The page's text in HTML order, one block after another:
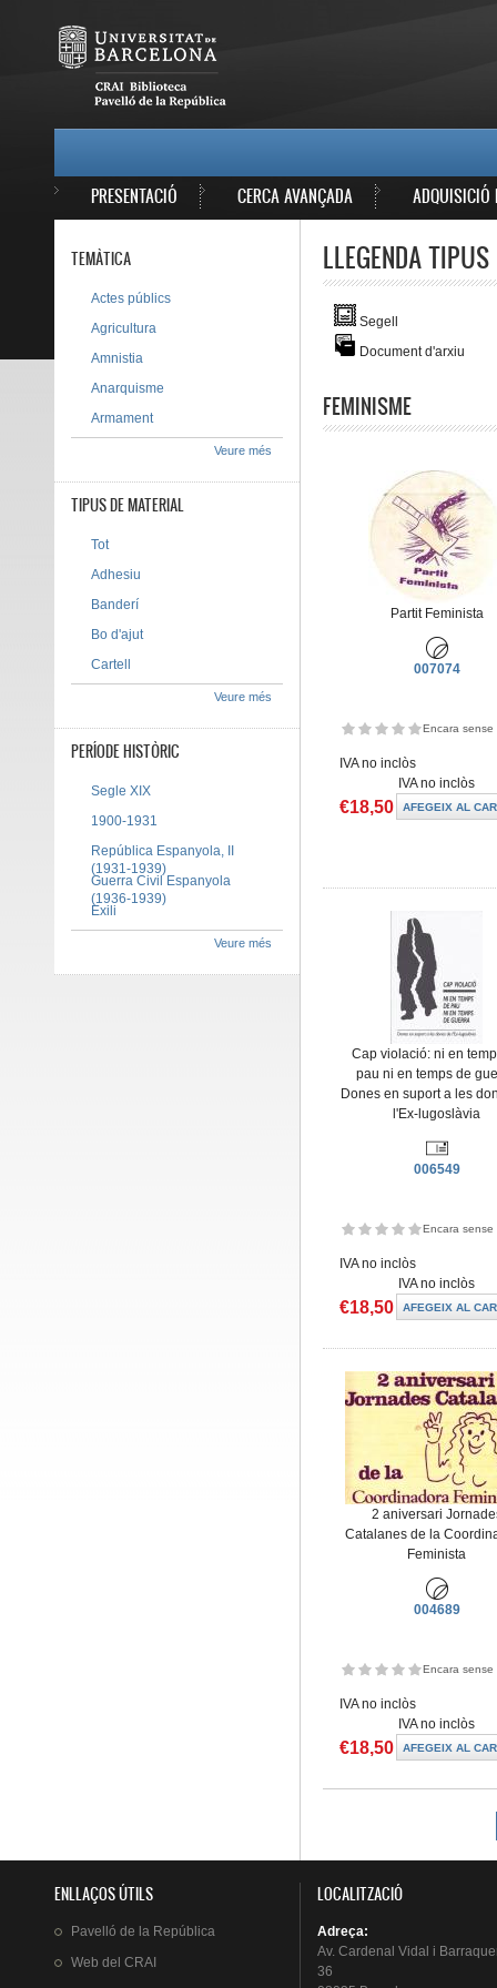
PRESENTACIÓ CERCA AVANÇADA ADQUISICIÓ
LLEGENDA
Segell
Document d'arxiu
FEMINISME
Partit Feminista
007074
Encara sense
IVA no inclòs
IVA no inclòs
€18,50
Cap violació: ni en
pau ni en temps de
Dones en suport a les
l'Ex-lugoslàvia
006549
Encara sense
IVA no inclòs
IVA no inclòs
€18,50
2 aniversari
Catalanes de la
Feminista
004689
Encara sense
IVA no inclòs
IVA no inclòs
€18,50
TEMÀTICA
Actes públics
Agricultura
Amnistia
Anarquisme
Armament
Veure més
TIPUS DE MATERIAL
Tot
Adhesiu
Banderí
Bo d'ajut
Cartell
Veure més
PERÍODE HISTÒRIC
Segle XIX
1900-1931
República Espanyola, II
(1931-1939)
Guerra Civil Espanyola
(1936-1939)
Exili
Veure més
ENLLAÇOS ÚTILS
Pavelló de la República
Web del CRAI
LOCALITZACIÓ
Adreça:
Av. Cardenal Vidal i
36